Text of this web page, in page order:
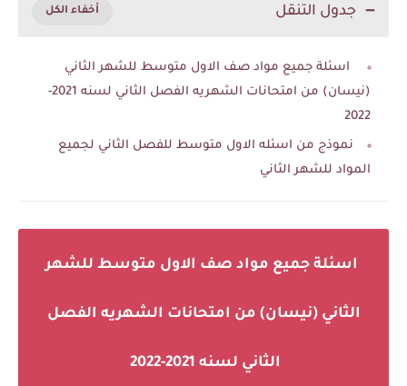
جدول التنقل
اسئلة جميع مواد صف الاول متوسط للشهر الثاني
(نيسان) من امتحانات الشهريه الفصل الثاني لسنه 2021-
2022
نموذج من اسئله الاول متوسط للفصل الثاني لجميع
المواد للشهر الثاني
اسئلة جميع مواد صف الاول متوسط للشهر
الثاني (نيسان) من امتحانات الشهريه الفصل
الثاني لسنه 2021-2022